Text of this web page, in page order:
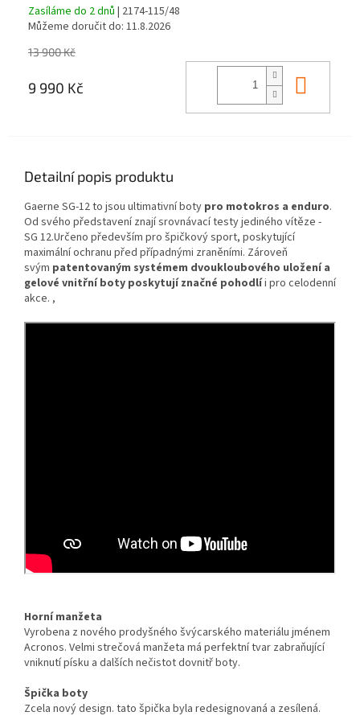
Zasíláme do 2 dnů | 2174-115/48
Můžeme doručit do: 11.8.2026
13 900 Kč
9 990 Kč
Detailní popis produktu
Gaerne SG-12 to jsou ultimativní boty pro motokros a enduro.
Od svého představení znají srovnávací testy jediného vítěze -
SG 12.Určeno především pro špičkový sport, poskytující
maximální ochranu před případnými zraněními. Zároveň
svým patentovaným systémem dvoukloubového uložení a
gelové vnitřní boty poskytují značné pohodlíi pro celodenní
akce. ,
Horní manžeta
Vyrobena z nového prodyšného švýcarského materiálu jménem
Acronos. Velmi strečová manžeta má perfektní tvar zabraňující
vniknutí písku a dalších nečistot dovnitř boty.
Špička boty
Zcela nový design. tato špička byla redesignovaná a zesílená.